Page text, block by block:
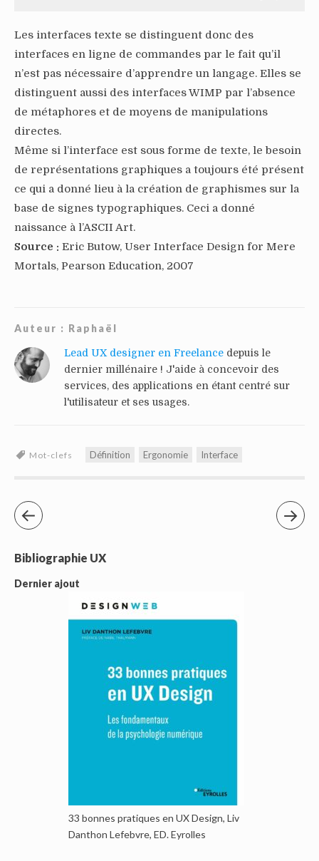
Les interfaces texte se distinguent donc des
interfaces en ligne de commandes par le fait qu’il
n’est pas nécessaire d’apprendre un langage. Elles se
distinguent aussi des interfaces WIMP par l’absence
de métaphores et de moyens de manipulations
directes.
Même si l’interface est sous forme de texte, le besoin
de représentations graphiques a toujours été présent
ce qui a donné lieu à la création de graphismes sur la
base de signes typographiques. Ceci a donné
naissance à l’ASCII Art.
Source : Eric Butow, User Interface Design for Mere
Mortals, Pearson Education, 2007
Auteur : Raphaël
Lead UX designer en Freelance depuis le
dernier millénaire ! J'aide à concevoir des
services, des applications en étant centré sur
l'utilisateur et ses usages.
Mot-clefs Définition Ergonomie Interface
Bibliographie UX
Dernier ajout
33 bonnes pratiques en UX Design, Liv
Danthon Lefebvre, ED. Eyrolles